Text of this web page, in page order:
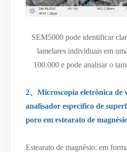
SEM5000 pode identificar
lamelares individuais em
100.000 e pode analisar o
2、Microscopia eletrônica de
analisador específico de
poro em estearato de
Estearato de magnésio: em